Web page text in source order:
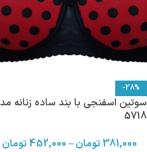
-28%
سوتین اسفنجی با بند ساده زنانه
5718
381,000تومان–
452,000تومان